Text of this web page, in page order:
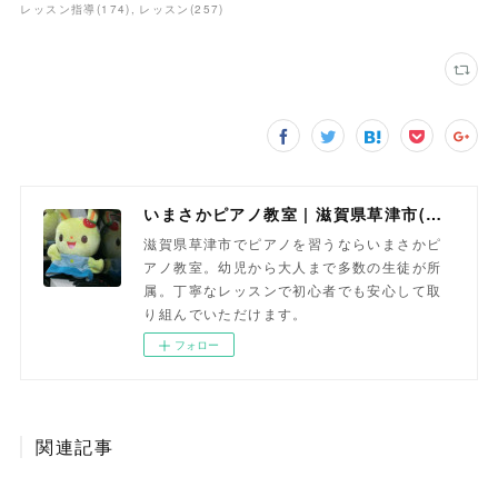
レッスン指導 (174) レッスン (257)
いまさかピアノ教室 | 滋賀県草津市(南草津)のピアノ教室
滋賀県草津市でピアノを習うならいまさかピ
アノ教室。幼児から大人まで多数の生徒が所
属。丁寧なレッスンで初心者でも安心して取
り組んでいただけます。
フォロー
関連記事